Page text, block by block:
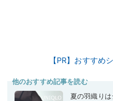
【PR】おすすめ
他のおすすめ記事を読む
夏の羽織り